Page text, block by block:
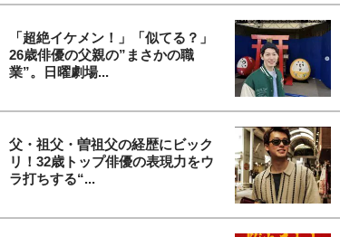
「超絶イケメン！」「似てる？」
26歳俳優の父親の”まさかの職
業”。日曜劇場...
父・祖父・曽祖父の経歴にビック
リ！32歳トップ俳優の表現力をウ
ラ打ちする“...